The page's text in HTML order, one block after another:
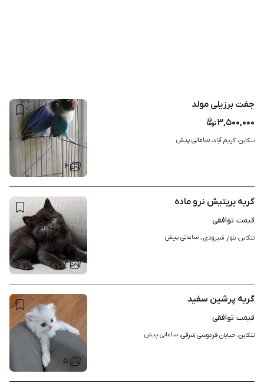
۶
جفت برزیلی مولد
۳,۵۰۰,۰۰۰
تنکابن، کریم آباد، ساعاتی پیش
۲
گربه بریتیش نرو ماده
قیمت توافقی
تنکابن، بلوار شیرودی ، ساعاتی پیش
۵
گربه پرشین سفید
قیمت توافقی
تنکابن، خیابان فردوسی شرقی، ساعاتی پیش